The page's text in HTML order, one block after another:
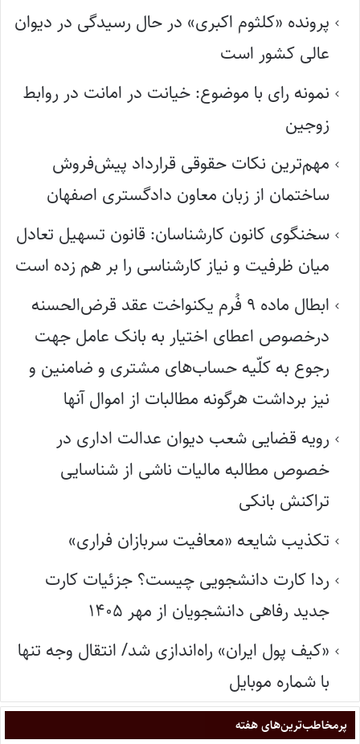
پرونده «کلثوم اکبری» در حال رسیدگی در دیوان
عالی کشور است
نمونه رای با موضوع: خیانت در امانت در روابط
زوجین
مهم‌ترین نکات حقوقی قرارداد پیش‌فروش
ساختمان از زبان معاون دادگستری اصفهان
سخنگوی کانون کارشناسان: قانون تسهیل تعادل
میان ظرفیت و نیاز کارشناسی را بر هم زده است
ابطال ماده ۹ فُرم یکنواخت عقد قرض‌الحسنه
درخصوص اعطای اختیار به بانک عامل جهت
رجوع به کلّیه حساب‌های مشتری و ضامنین و
نیز برداشت هرگونه مطالبات از اموال آنها
رویه قضایی شعب دیوان عدالت اداری در
خصوص مطالبه مالیات ناشی از شناسایی
تراکنش بانکی
تکذیب شایعه «معافیت سربازان فراری»
ردا کارت دانشجویی چیست؟ جزئیات کارت
جدید رفاهی دانشجویان از مهر ۱۴۰۵
«کیف پول ایران» راه‌اندازی شد/ انتقال وجه تنها
با شماره موبایل
پر‌مخاطب‌ترین‌های هفته